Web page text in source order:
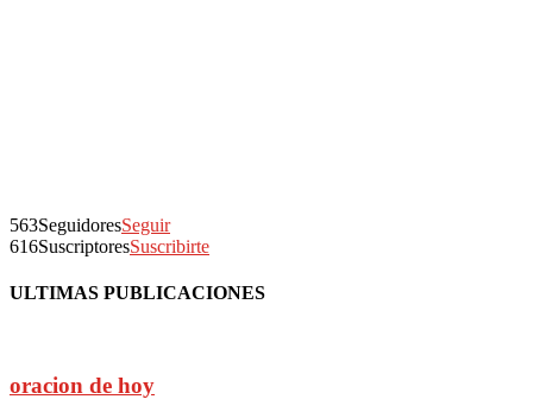
563SeguidoresSeguir
616SuscriptoresSuscribirte
ULTIMAS PUBLICACIONES
oracion de hoy